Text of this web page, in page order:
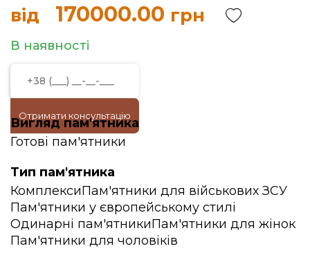
від 170000.00 грн
В наявності
Отримати консультацію
Вигляд пам'ятника
Готові пам'ятники
Тип пам'ятника
КомплексиПам'ятники для військових ЗСУ
Пам'ятники у європейському стилі
Одинарні пам'ятникиПам'ятники для жінок
Пам'ятники для чоловіків